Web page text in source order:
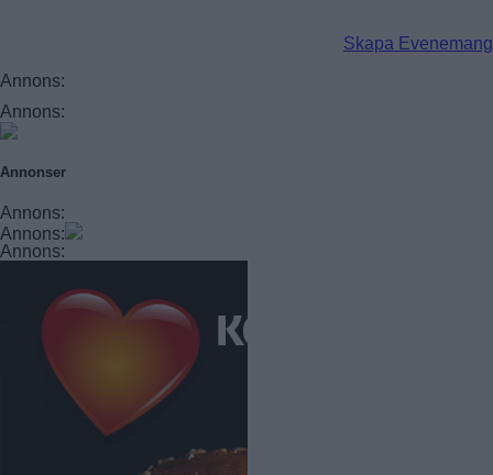
Skapa Evenemang
Annons:
Annons:
Annonser
Annons:
Annons:
Annons: